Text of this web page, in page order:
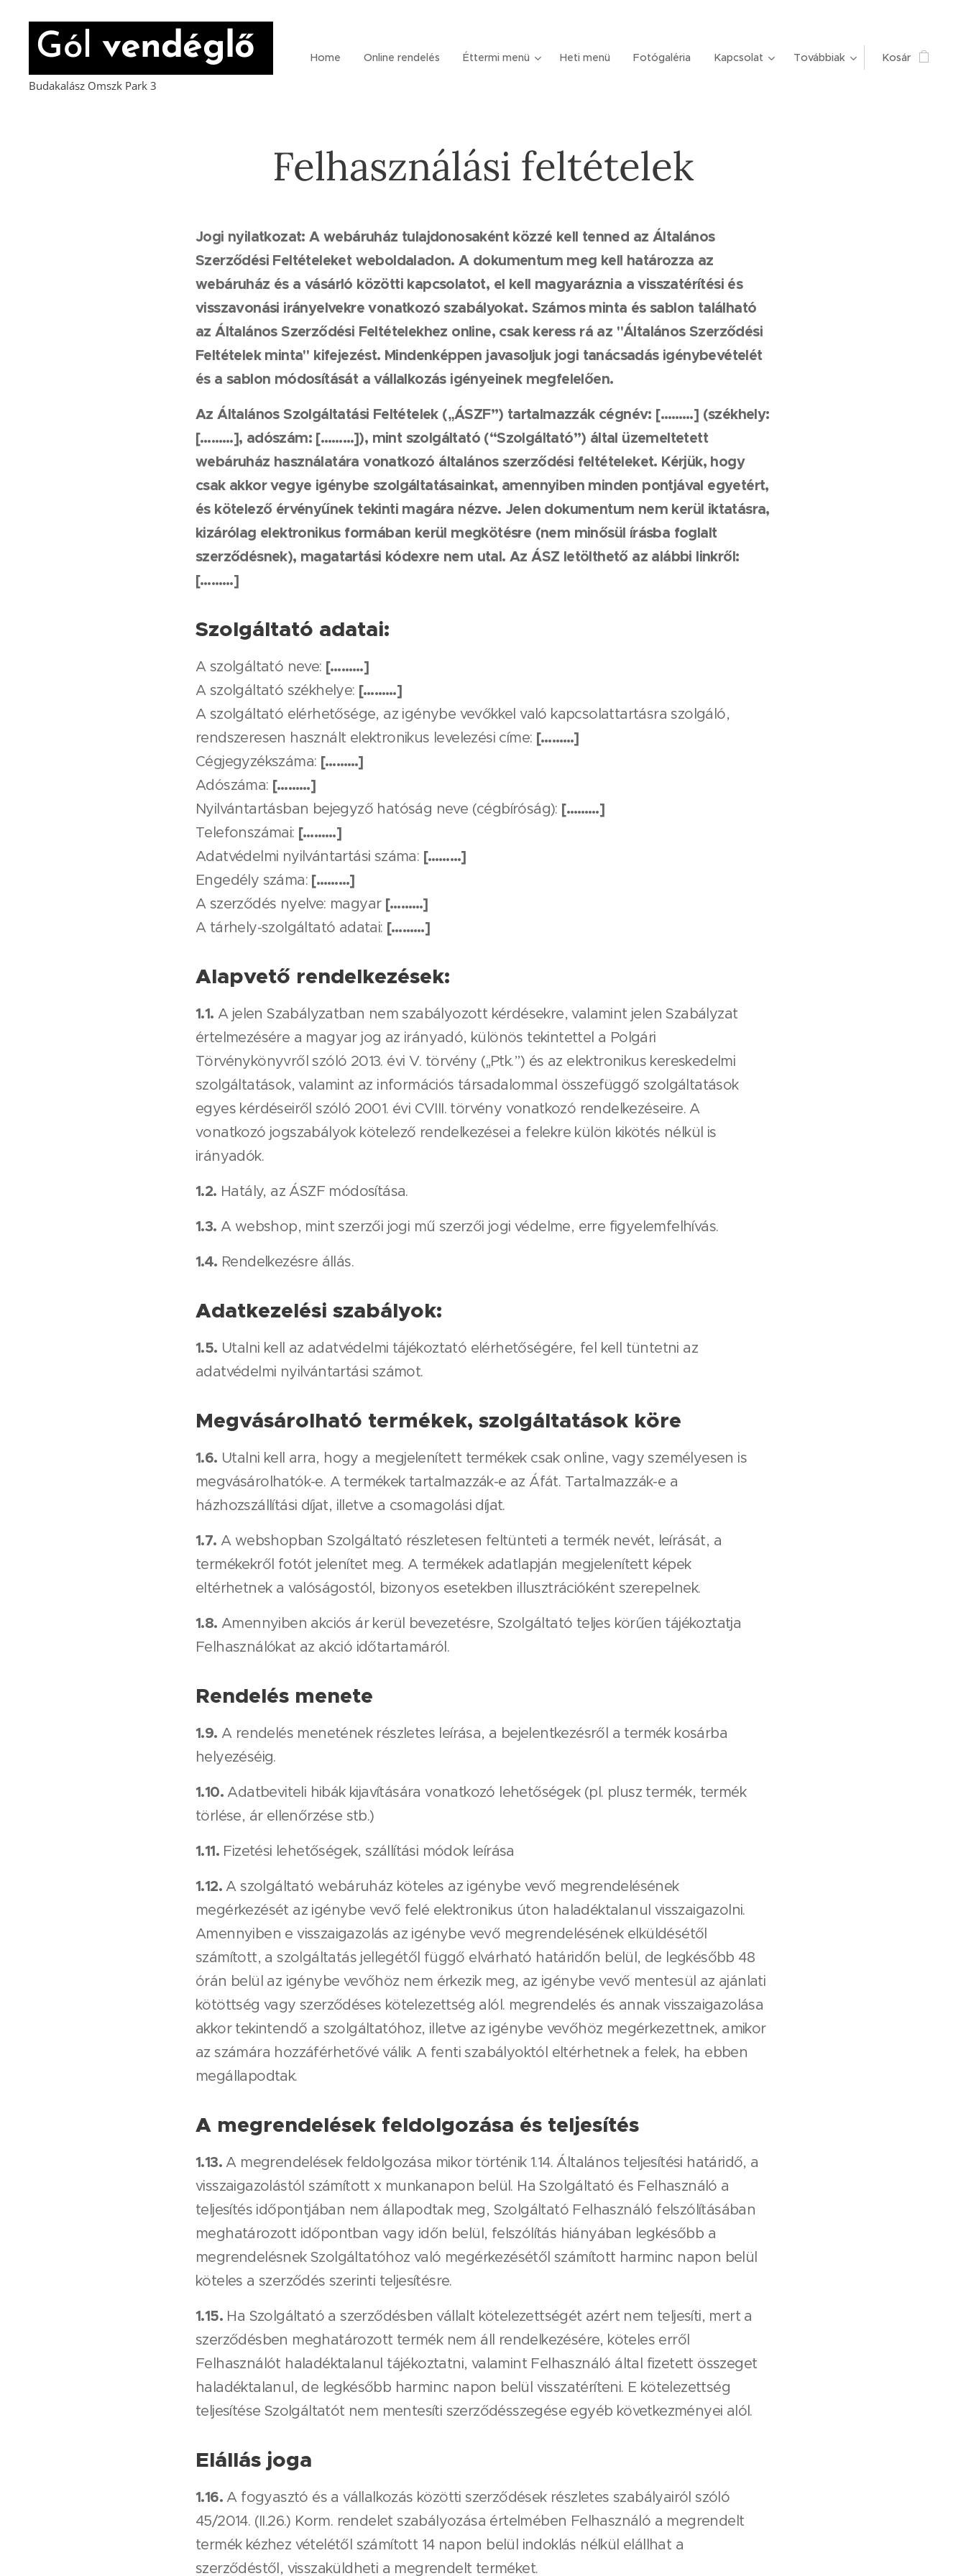
Gólvendéglő
Budakalász Omszk Park 3
Home Online rendelés Éttermi menü Heti menü Fotógaléria Kapcsolat Továbbiak Kosár
Felhasználási feltételek
Jogi nyilatkozat: A webáruház tulajdonosaként közzé kell tenned az Általános
Szerződési Feltételeket weboldaladon. A dokumentum meg kell határozza az
webáruház és a vásárló közötti kapcsolatot, el kell magyaráznia a visszatérítési és
visszavonási irányelvekre vonatkozó szabályokat. Számos minta és sablon található
az Általános Szerződési Feltételekhez online, csak keress rá az "Általános Szerződési
Feltételek minta" kifejezést. Mindenképpen javasoljuk jogi tanácsadás igénybevételét
és a sablon módosítását a vállalkozás igényeinek megfelelően.
Az Általános Szolgáltatási Feltételek („ÁSZF”) tartalmazzák cégnév: [………] (székhely:
[………], adószám: [………]), mint szolgáltató (“Szolgáltató”) által üzemeltetett
webáruház használatára vonatkozó általános szerződési feltételeket. Kérjük, hogy
csak akkor vegye igénybe szolgáltatásainkat, amennyiben minden pontjával egyetért,
és kötelező érvényűnek tekinti magára nézve. Jelen dokumentum nem kerül iktatásra,
kizárólag elektronikus formában kerül megkötésre (nem minősül írásba foglalt
szerződésnek), magatartási kódexre nem utal. Az ÁSZ letölthető az alábbi linkről:
[………]
Szolgáltató adatai:
A szolgáltató neve: [………]
A szolgáltató székhelye: [………]
A szolgáltató elérhetősége, az igénybe vevőkkel való kapcsolattartásra szolgáló,
rendszeresen használt elektronikus levelezési címe: [………]
Cégjegyzékszáma: [………]
Adószáma: [………]
Nyilvántartásban bejegyző hatóság neve (cégbíróság): [………]
Telefonszámai: [………]
Adatvédelmi nyilvántartási száma: [………]
Engedély száma: [………]
A szerződés nyelve: magyar[………]
A tárhely-szolgáltató adatai: [………]
Alapvető rendelkezések:
1.1. A jelen Szabályzatban nem szabályozott kérdésekre, valamint jelen Szabályzat
értelmezésére a magyar jog az irányadó, különös tekintettel a Polgári
Törvénykönyvről szóló 2013. évi V. törvény („Ptk.”) és az elektronikus kereskedelmi
szolgáltatások, valamint az információs társadalommal összefüggő szolgáltatások
egyes kérdéseiről szóló 2001. évi CVIII. törvény vonatkozó rendelkezéseire. A
vonatkozó jogszabályok kötelező rendelkezései a felekre külön kikötés nélkül is
irányadók.
1.2. Hatály, az ÁSZF módosítása.
1.3. A webshop, mint szerzői jogi mű szerzői jogi védelme, erre figyelemfelhívás.
1.4. Rendelkezésre állás.
Adatkezelési szabályok:
1.5. Utalni kell az adatvédelmi tájékoztató elérhetőségére, fel kell tüntetni az
adatvédelmi nyilvántartási számot.
Megvásárolható termékek, szolgáltatások köre
1.6. Utalni kell arra, hogy a megjelenített termékek csak online, vagy személyesen is
megvásárolhatók-e. A termékek tartalmazzák-e az Áfát. Tartalmazzák-e a
házhozszállítási díjat, illetve a csomagolási díjat.
1.7. A webshopban Szolgáltató részletesen feltünteti a termék nevét, leírását, a
termékekről fotót jelenítet meg. A termékek adatlapján megjelenített képek
eltérhetnek a valóságostól, bizonyos esetekben illusztrációként szerepelnek.
1.8. Amennyiben akciós ár kerül bevezetésre, Szolgáltató teljes körűen tájékoztatja
Felhasználókat az akció időtartamáról.
Rendelés menete
1.9. A rendelés menetének részletes leírása, a bejelentkezésről a termék kosárba
helyezéséig.
1.10. Adatbeviteli hibák kijavítására vonatkozó lehetőségek (pl. plusz termék, termék
törlése, ár ellenőrzése stb.)
1.11. Fizetési lehetőségek, szállítási módok leírása
1.12. A szolgáltató webáruház köteles az igénybe vevő megrendelésének
megérkezését az igénybe vevő felé elektronikus úton haladéktalanul visszaigazolni.
Amennyiben e visszaigazolás az igénybe vevő megrendelésének elküldésétől
számított, a szolgáltatás jellegétől függő elvárható határidőn belül, de legkésőbb 48
órán belül az igénybe vevőhöz nem érkezik meg, az igénybe vevő mentesül az ajánlati
kötöttség vagy szerződéses kötelezettség alól. megrendelés és annak visszaigazolása
akkor tekintendő a szolgáltatóhoz, illetve az igénybe vevőhöz megérkezettnek, amikor
az számára hozzáférhetővé válik. A fenti szabályoktól eltérhetnek a felek, ha ebben
megállapodtak.
A megrendelések feldolgozása és teljesítés
1.13. A megrendelések feldolgozása mikor történik 1.14. Általános teljesítési határidő, a
visszaigazolástól számított x munkanapon belül. Ha Szolgáltató és Felhasználó a
teljesítés időpontjában nem állapodtak meg, Szolgáltató Felhasználó felszólításában
meghatározott időpontban vagy időn belül, felszólítás hiányában legkésőbb a
megrendelésnek Szolgáltatóhoz való megérkezésétől számított harminc napon belül
köteles a szerződés szerinti teljesítésre.
1.15. Ha Szolgáltató a szerződésben vállalt kötelezettségét azért nem teljesíti, mert a
szerződésben meghatározott termék nem áll rendelkezésére, köteles erről
Felhasználót haladéktalanul tájékoztatni, valamint Felhasználó által fizetett összeget
haladéktalanul, de legkésőbb harminc napon belül visszatéríteni. E kötelezettség
teljesítése Szolgáltatót nem mentesíti szerződésszegése egyéb következményei alól.
Elállás joga
1.16. A fogyasztó és a vállalkozás közötti szerződések részletes szabályairól szóló
45/2014. (II.26.) Korm. rendelet szabályozása értelmében Felhasználó a megrendelt
termék kézhez vételétől számított 14 napon belül indoklás nélkül elállhat a
szerződéstől, visszaküldheti a megrendelt terméket.